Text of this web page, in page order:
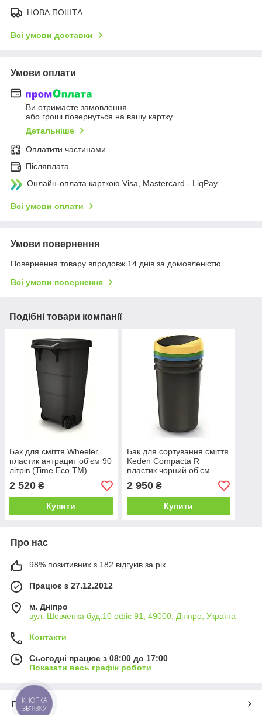
НОВА ПОШТА
Всі умови доставки
Умови оплати
Ви отримаєте замовлення
або гроші повернуться на вашу картку
Детальніше
Оплатити частинами
Післяплата
Онлайн-оплата карткою Visa, Mastercard - LiqPay
Всі умови оплати
Умови повернення
Повернення товару впродовж 14 днів за домовленістю
Всі умови повернення
Подібні товари компанії
Бак для сміття Wheeler
пластик антрацит об'єм 90
літрів (Time Eco TM)
2 520 ₴
Купити
Бак для сортування сміття
Keden Compacta R
пластик чорний об'єм
3x40 л (Time EcoTM)
2 950₴
Купити
Про нас
98% позитивних з 182 відгуків за рік
Працює з 27.12.2012
м. Дніпро
вул. Шевченка буд.10 офіс 91, 49000, Дніпро, Україна
Контакти
Сьогодні працює з 08:00 до 17:00
Показати весь графік роботи
Про нас
КНОПКА
ЗВ'ЯЗКУ